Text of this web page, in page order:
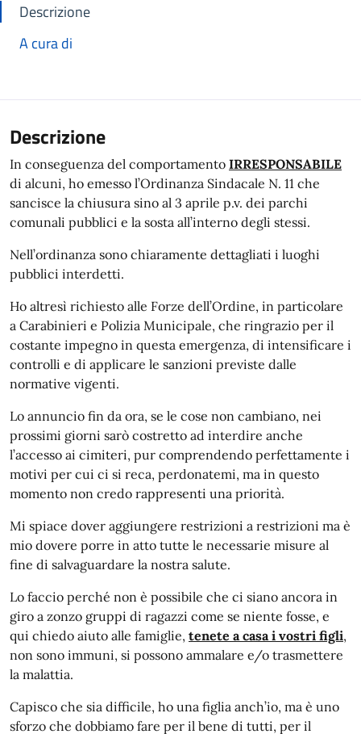
Descrizione
A cura di
Descrizione
In conseguenza del comportamento IRRESPONSABILE
di alcuni, ho emesso l’Ordinanza Sindacale N. 11 che
sancisce la chiusura sino al 3 aprile p.v. dei parchi
comunali pubblici e la sosta all’interno degli stessi.
Nell’ordinanza sono chiaramente dettagliati i luoghi
pubblici interdetti.
Ho altresì richiesto alle Forze dell’Ordine, in particolare
a Carabinieri e Polizia Municipale, che ringrazio per il
costante impegno in questa emergenza, di intensificare i
controlli e di applicare le sanzioni previste dalle
normative vigenti.
Lo annuncio fin da ora, se le cose non cambiano, nei
prossimi giorni sarò costretto ad interdire anche
l’accesso ai cimiteri, pur comprendendo perfettamente i
motivi per cui ci si reca, perdonatemi, ma in questo
momento non credo rappresenti una priorità.
Mi spiace dover aggiungere restrizioni a restrizioni ma è
mio dovere porre in atto tutte le necessarie misure al
fine di salvaguardare la nostra salute.
Lo faccio perché non è possibile che ci siano ancora in
giro a zonzo gruppi di ragazzi come se niente fosse, e
qui chiedo aiuto alle famiglie, tenete a casa i vostri figli,
non sono immuni, si possono ammalare e/o trasmettere
la malattia.
Capisco che sia difficile, ho una figlia anch’io, ma è uno
sforzo che dobbiamo fare per il bene di tutti, per il